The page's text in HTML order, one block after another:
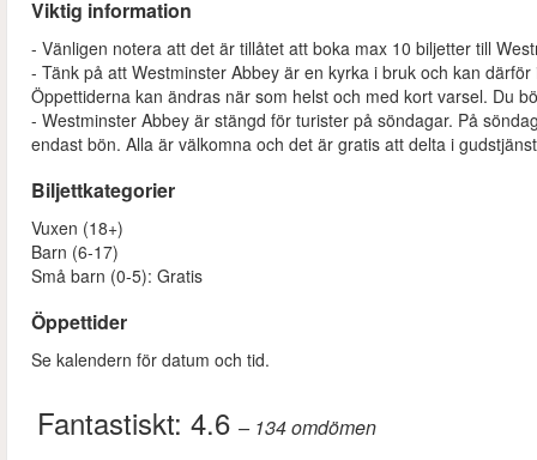
Viktig information
- Vänligen notera att det är tillåtet att boka max 10 biljetter till
- Tänk på att Westminster Abbey är en kyrka i bruk och kan
Öppettiderna kan ändras när som helst och med kort varsel. Du
- Westminster Abbey är stängd för turister på söndagar. På
endast bön. Alla är välkomna och det är gratis att delta i
Biljettkategorier
Vuxen (18+)
Barn (6-17)
Små barn (0-5): Gratis
Öppettider
Se kalendern för datum och tid.
Fantastiskt: 4.6 – 134omdömen